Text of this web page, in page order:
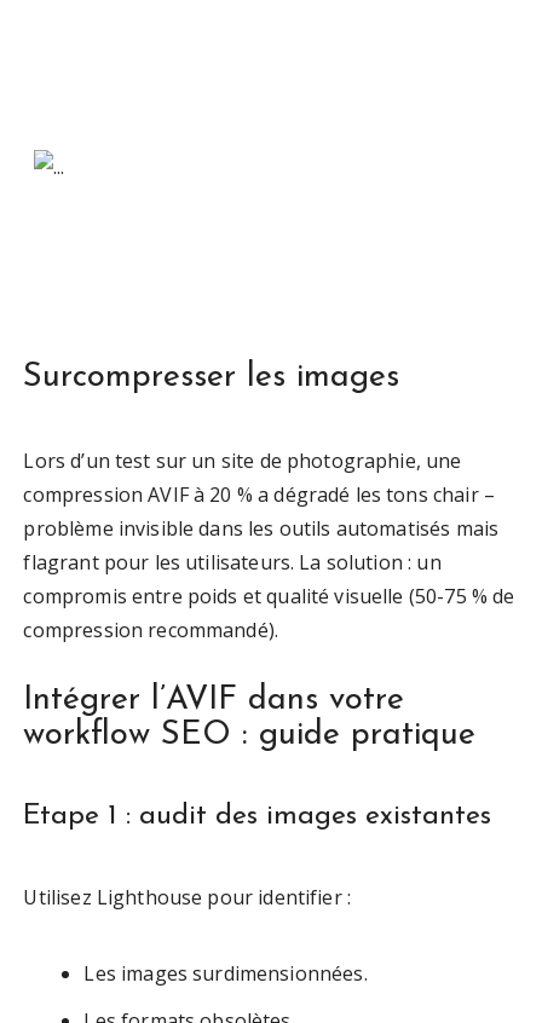
Surcompresser les images
Lors d’un test sur un site de photographie, une
compression AVIF à 20 % a dégradé les tons chair –
problème invisible dans les outils automatisés mais
flagrant pour les utilisateurs. La solution : un
compromis entre poids et qualité visuelle (50-75 % de
compression recommandé).
Intégrer l’AVIF dans votre
workflow SEO : guide pratique
Etape 1 : audit des images existantes
Utilisez Lighthouse pour identifier :
Les images surdimensionnées.